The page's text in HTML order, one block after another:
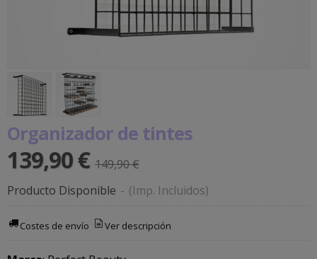
Organizador de tintes
139,90 € 149,90 €
Producto Disponible - (Imp. Incluidos)
Costes de envío Ver descripción